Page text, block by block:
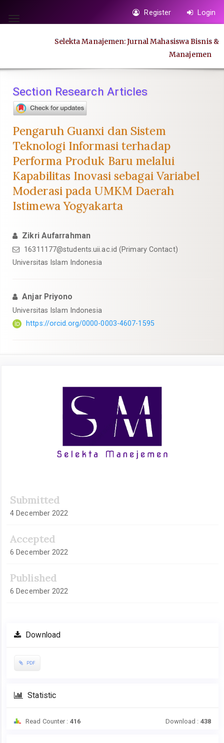
jump
Main
Main
Content
Toggle
Register Login
Selekta Manajemen: Jurnal Mahasiswa Bisnis &
Manajemen
Section Research Articles
Pengaruh Guanxi dan Sistem
Teknologi Informasi terhadap
Performa Produk Baru melalui
Kapabilitas Inovasi sebagai Variabel
Moderasi pada UMKM Daerah
Istimewa Yogyakarta
Zikri Aufarrahman
16311177@students.uii.ac.id (Primary Contact)
Universitas Islam Indonesia
Anjar Priyono
Universitas Islam Indonesia
https://orcid.org/0000-0003-4607-1595
Submitted
4 December 2022
Accepted
6 December 2022
Published
6 December 2022
Download
PDF
Statistic
Read Counter : 416 Download : 438